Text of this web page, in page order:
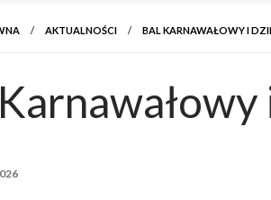
AKTUALNOŚCI BAL KARNAWAŁOWY I